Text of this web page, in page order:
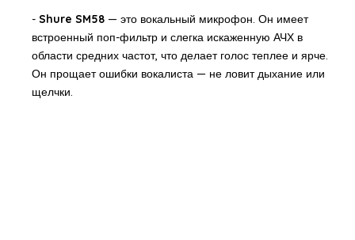
- Shure SM58— это вокальный микрофон. Он имеет
встроенный поп-фильтр и слегка искаженную АЧХ в
области средних частот, что делает голос теплее и ярче.
Он прощает ошибки вокалиста — не ловит дыхание или
щелчки.